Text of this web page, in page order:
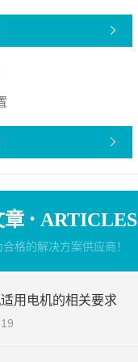
章 · ARTICLES
格的解决方案供应商！
用电机的相关要求